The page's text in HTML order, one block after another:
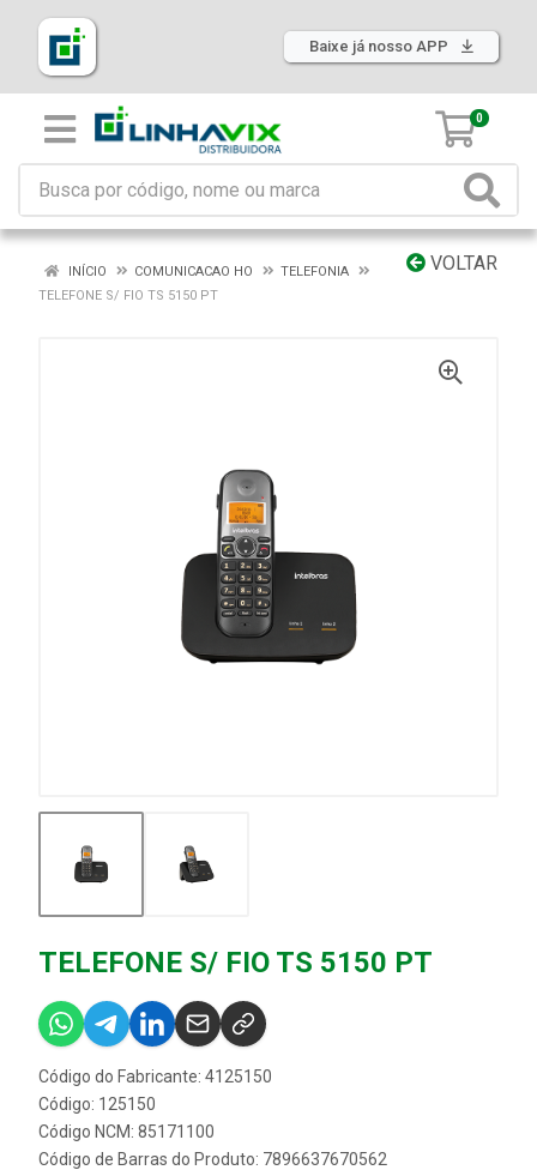
Baixe já nosso APP
0
VOLTAR
INÍCIO COMUNICACAO HO
TELEFONIA
TELEFONE S/ FIO TS 5150 PT
TELEFONE S/ FIO TS 5150 PT
Código do Fabricante: 4125150
Código: 125150
Código NCM: 85171100
Código de Barras do Produto: 7896637670562